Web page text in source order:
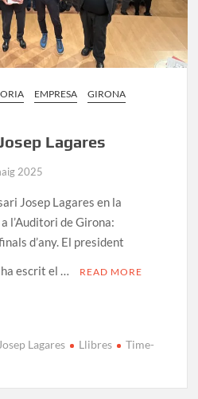
EMPRESA
GIRONA
Lagares
2025
Josep Lagares en la
l’Auditori de Girona:
d’any. El president
escrit el …
READ MORE
Josep Lagares Llibres
Time-